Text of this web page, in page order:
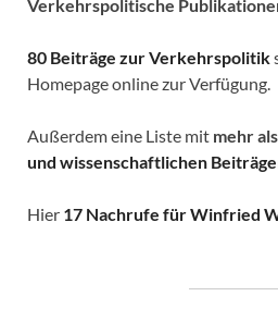
Verkehrspolitische
80 Beiträge zur Verkehrspolitik
Homepage online zur Verfügung.
Außerdem eine Liste mit mehr als
und wissenschaftlichen Beiträge
Hier 17 Nachrufe für Winfried